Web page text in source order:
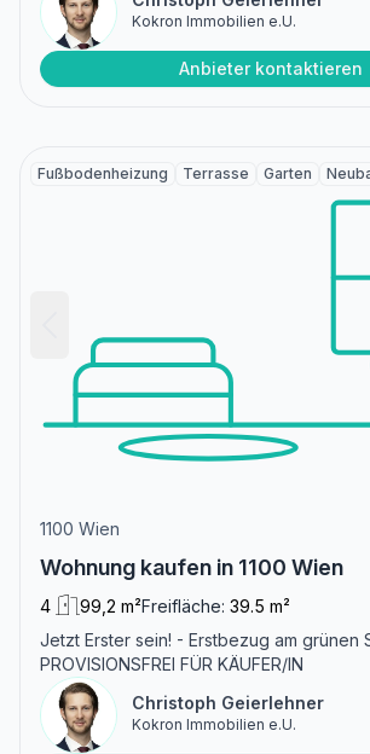
Kokron Immobilien e.U.
Anbieter kontaktieren
Fußbodenheizung Terrasse Garten
1100 Wien
Wohnung kaufen in 1100 Wien
4 99,2 m²Freifläche: 39.5 m²
Jetzt Erster sein! - Erstbezug am grünen
PROVISIONSFREI FÜR KÄUFER/IN
Christoph Geierlehner
Kokron Immobilien e.U.